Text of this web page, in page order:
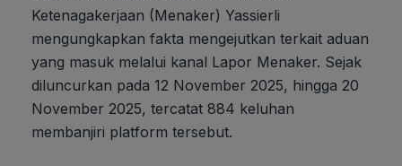
Ketenagakerjaan (Menaker) Yassierli
mengungkapkan fakta mengejutkan terkait aduan
yang masuk melalui kanal Lapor Menaker. Sejak
diluncurkan pada 12 November 2025, hingga 20
November 2025, tercatat 884 keluhan
membanjiri platform tersebut.